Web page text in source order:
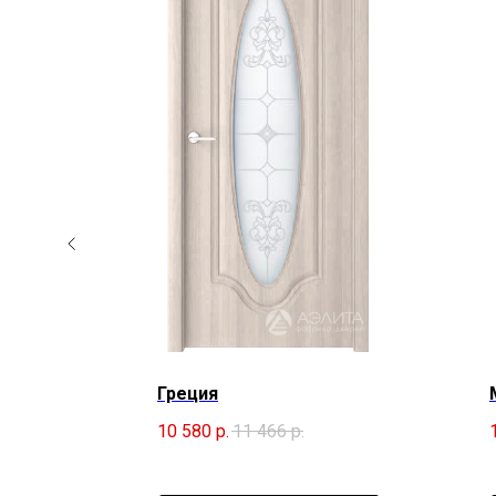
Греция
10 580 р. 11 466 р.